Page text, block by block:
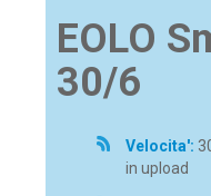
EOLO
30/6
Velocita':
in upload